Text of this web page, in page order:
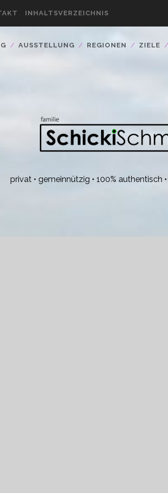
INHALTSVERZEICHNIS
AUSSTELLUNG REGIONEN ZIELE
privat • gemeinnützig • 100% authentisch